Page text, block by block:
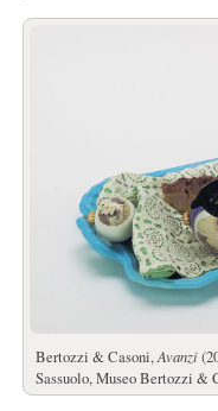
Bertozzi & Casoni,Avanzi
Sassuolo, Museo Bertozzi &